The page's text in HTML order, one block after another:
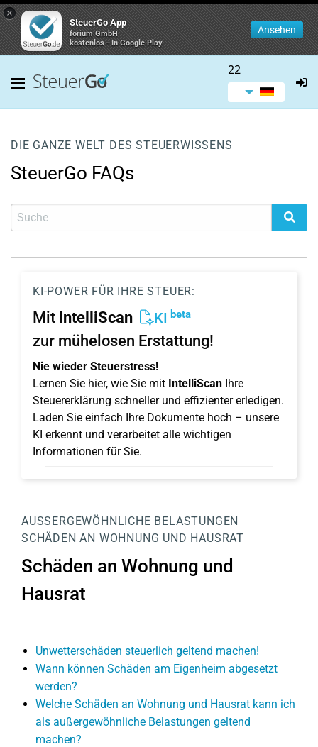
×
SteuerGo App
forium GmbH
kostenlos - In Google Play
Ansehen
22
DIE GANZE WELT DES STEUERWISSENS
SteuerGo FAQs
KI-POWER FÜR IHRE STEUER:
Mit IntelliScan KI beta
zur mühelosen Erstattung!
Nie wieder Steuerstress!
Lernen Sie hier, wie Sie mit IntelliScan Ihre
Steuererklärung schneller und effizienter erledigen.
Laden Sie einfach Ihre Dokumente hoch – unsere
KI erkennt und verarbeitet alle wichtigen
Informationen für Sie.
AUSSERGEWÖHNLICHE BELASTUNGEN
SCHÄDEN AN WOHNUNG UND HAUSRAT
Schäden an Wohnung und
Hausrat
Unwetterschäden steuerlich geltend machen!
Wann können Schäden am Eigenheim abgesetzt
werden?
Welche Schäden an Wohnung und Hausrat kann ich
als außergewöhnliche Belastungen geltend
machen?